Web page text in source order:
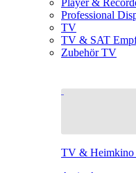
Player &
Professional
TV
TV & SAT
Zubehör TV
TV & Heimkino